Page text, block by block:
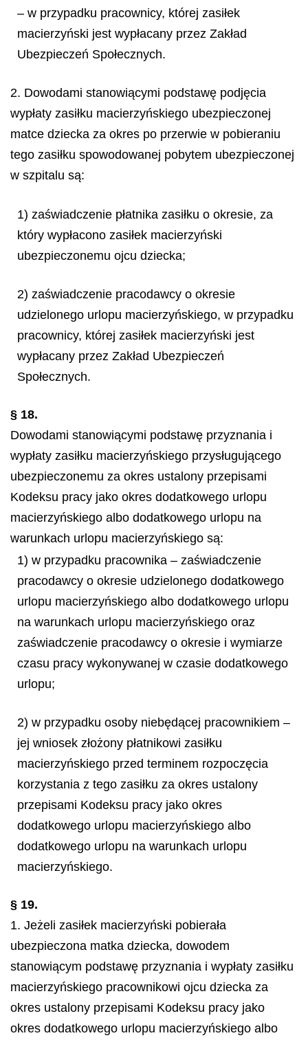
– w przypadku pracownicy, której zasiłek
macierzyński jest wypłacany przez Zakład
Ubezpieczeń Społecznych.
2. Dowodami stanowiącymi podstawę podjęcia
wypłaty zasiłku macierzyńskiego ubezpieczonej
matce dziecka za okres po przerwie w pobieraniu
tego zasiłku spowodowanej pobytem ubezpieczonej
w szpitalu są:
1) zaświadczenie płatnika zasiłku o okresie, za
który wypłacono zasiłek macierzyński
ubezpieczonemu ojcu dziecka;
2) zaświadczenie pracodawcy o okresie
udzielonego urlopu macierzyńskiego, w przypadku
pracownicy, której zasiłek macierzyński jest
wypłacany przez Zakład Ubezpieczeń
Społecznych.
§ 18.
Dowodami stanowiącymi podstawę przyznania i
wypłaty zasiłku macierzyńskiego przysługującego
ubezpieczonemu za okres ustalony przepisami
Kodeksu pracy jako okres dodatkowego urlopu
macierzyńskiego albo dodatkowego urlopu na
warunkach urlopu macierzyńskiego są:
1) w przypadku pracownika – zaświadczenie
pracodawcy o okresie udzielonego dodatkowego
urlopu macierzyńskiego albo dodatkowego urlopu
na warunkach urlopu macierzyńskiego oraz
zaświadczenie pracodawcy o okresie i wymiarze
czasu pracy wykonywanej w czasie dodatkowego
urlopu;
2) w przypadku osoby niebędącej pracownikiem –
jej wniosek złożony płatnikowi zasiłku
macierzyńskiego przed terminem rozpoczęcia
korzystania z tego zasiłku za okres ustalony
przepisami Kodeksu pracy jako okres
dodatkowego urlopu macierzyńskiego albo
dodatkowego urlopu na warunkach urlopu
macierzyńskiego.
§ 19.
1. Jeżeli zasiłek macierzyński pobierała
ubezpieczona matka dziecka, dowodem
stanowiącym podstawę przyznania i wypłaty zasiłku
macierzyńskiego pracownikowi ojcu dziecka za
okres ustalony przepisami Kodeksu pracy jako
okres dodatkowego urlopu macierzyńskiego albo